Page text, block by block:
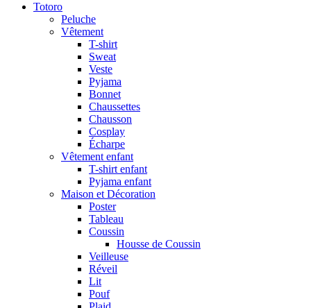
Totoro
Peluche
Vêtement
T-shirt
Sweat
Veste
Pyjama
Bonnet
Chaussettes
Chausson
Cosplay
Écharpe
Vêtement enfant
T-shirt enfant
Pyjama enfant
Maison et Décoration
Poster
Tableau
Coussin
Housse de Coussin
Veilleuse
Réveil
Lit
Pouf